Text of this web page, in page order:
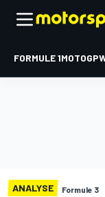
FORMULE 1MOTOGP
ANALYSE Formule 3